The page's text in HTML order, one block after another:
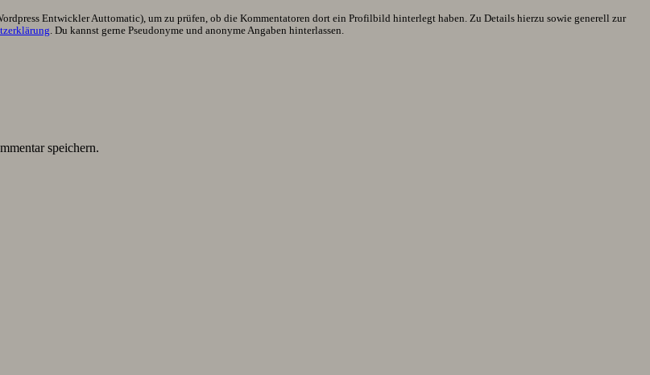
Entwickler Auttomatic), um zu prüfen, ob die Kommentatoren dort ein Profilbild hinterlegt haben. Zu Details hierzu sowie generell zur
. Du kannst gerne Pseudonyme und anonyme Angaben hinterlassen.
speichern.